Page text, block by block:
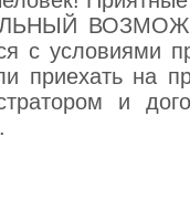
с условиями
приехать на
и